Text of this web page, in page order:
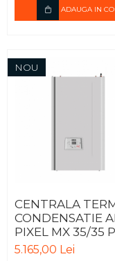
ADAUGA IN
NOU
CENTRALA
CONDENSATIE
PIXEL MX 35/35
5.165,00 Lei